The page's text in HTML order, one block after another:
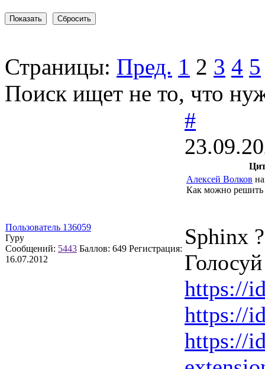
Страницы: Пред. 1 2 3 4 5
Поиск ищет не то, что
Пользователь 136059
Гуру
Сообщений: 5443 Баллов: 649 Регистрация:
16.07.2012
#
Алексей Волков
Как можно
Sphinx ?
https://
https://
https://